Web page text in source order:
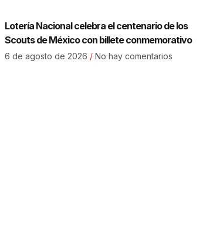
Lotería Nacional celebra el centenario de los
Scouts de México con billete conmemorativo
6 de agosto de 2026 No hay comentarios